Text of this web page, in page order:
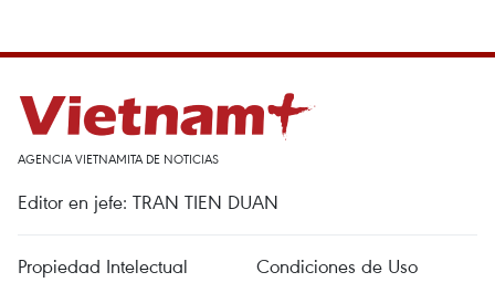
AGENCIA VIETNAMITA DE NOTICIAS
Editor en jefe: TRAN TIEN DUAN
Propiedad Intelectual Condiciones de Uso